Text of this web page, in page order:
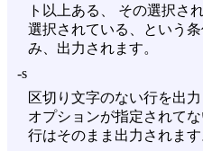
ト以上ある、 その選択さ
選択されている、という
み、出力されます。
-s
区切り文字のない行を出
オプションが指定されて
行はそのまま出力されます